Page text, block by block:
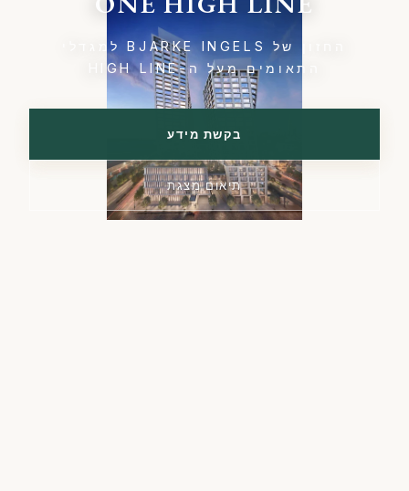
החזון של BJARKE INGELS למגדלי
התאומים מעל ה-HIGH LINE
בקשת מידע
תיאום מצגת